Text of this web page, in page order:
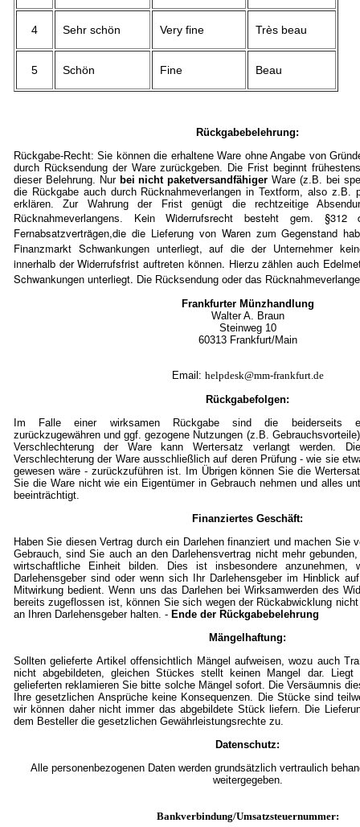
4 Sehr schön Very fine Très beau
5 Schön Fine Beau
Rückgabebelehrung:
Rückgabe-Recht: Sie können die erhaltene Ware ohne Angabe von
durch Rücksendung der Ware zurückgeben. Die Frist beginnt
dieser Belehrung. Nur bei nicht paketversandfähiger Ware (z.B. bei
die Rückgabe auch durch Rücknahmeverlangen in Textform, also z.B.
erklären. Zur Wahrung der Frist genügt die rechtzeitige
Rücknahmeverlangens. Kein Widerrufsrecht besteht gem.
Fernabsatzverträgen,die die Lieferung von Waren zum Gegenstand
Finanzmarkt Schwankungen unterliegt, auf die der Unternehmer
innerhalb der Widerrufsfrist auftreten können. Hierzu zählen auch
Schwankungen unterliegt. Die Rücksendung oder das
Frankfurter Münzhandlung
Walter A. Braun
Steinweg 10
60313 Frankfurt/Main
Email: helpdesk@mm-frankfurt.de
Rückgabefolgen:
Im Falle einer wirksamen Rückgabe sind die beiderseits
zurückzugewähren und ggf. gezogene Nutzungen (z.B.
Verschlechterung der Ware kann Wertersatz verlangt werden.
Verschlechterung der Ware ausschließlich auf deren Prüfung - wie sie
gewesen wäre - zurückzuführen ist. Im Übrigen können Sie die
Sie die Ware nicht wie ein Eigentümer in Gebrauch nehmen und alles
beeinträchtigt.
Finanziertes Geschäft:
Haben Sie diesen Vertrag durch ein Darlehen finanziert und machen Sie
Gebrauch, sind Sie auch an den Darlehensvertrag nicht mehr
wirtschaftliche Einheit bilden. Dies ist insbesondere anzunehmen,
Darlehensgeber sind oder wenn sich Ihr Darlehensgeber im Hinblick
Mitwirkung bedient. Wenn uns das Darlehen bei Wirksamwerden des
bereits zugeflossen ist, können Sie sich wegen der Rückabwicklung
an Ihren Darlehensgeber halten. - Ende der Rückgabebelehrung
Mängelhaftung:
Sollten gelieferte Artikel offensichtlich Mängel aufweisen, wozu auch
nicht abgebildeten, gleichen Stückes stellt keinen Mangel dar.
gelieferten reklamieren Sie bitte solche Mängel sofort. Die Versäumnis
Ihre gesetzlichen Ansprüche keine Konsequenzen. Die Stücke sind
wir können daher nicht immer das abgebildete Stück liefern. Die
dem Besteller die gesetzlichen Gewährleistungsrechte zu.
Datenschutz:
Alle personenbezogenen Daten werden grundsätzlich vertraulich
weitergegeben.
Bankverbindung/Umsatzsteuernummer: